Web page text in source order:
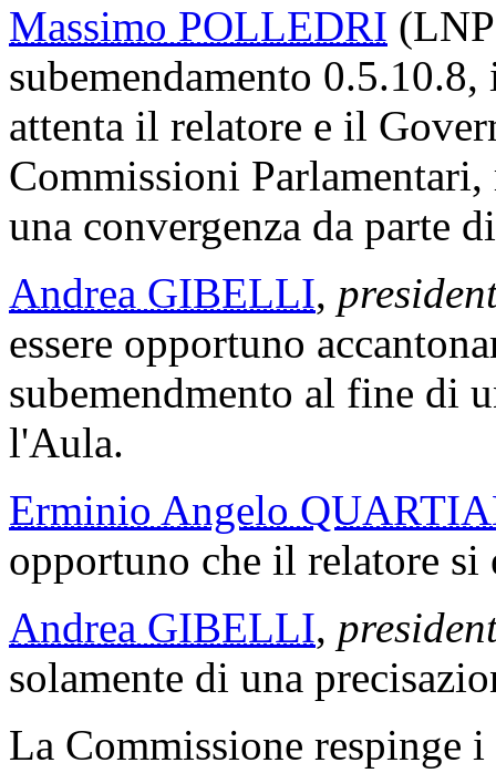
Massimo POLLEDRI
subemendamento
attenta il relatore e il
Commissioni
una convergenza da parte
Andrea GIBELLI,
essere opportuno
subemendmento al fine di
l'Aula.
Erminio Angelo
opportuno che il relatore si
Andrea GIBELLI,
solamente di una
La Commissione respinge